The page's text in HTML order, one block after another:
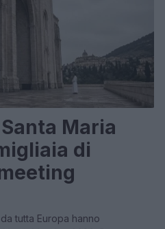
Maria
di
tutta Europa hanno